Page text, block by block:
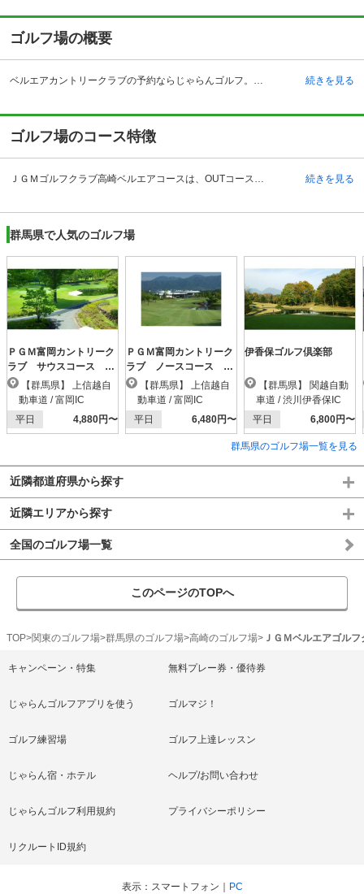
ゴルフ場の概要
ベルエアカントリークラブの予約ならじゃらんゴルフ。カートの有無や利用税、キャンセル料、ナイター設備、駐車場などのコース情報はもちろん、口コミ、フォトギャラリーなどコースの難易度や攻略に役立つ情報充実、予約する度にポイントが貯まるのでお得にゴルフをお楽しみ頂けます。 ＪＧＭゴルフクラブ高崎ベルエアコースは、群馬県高崎市にあるゴルフ場です。関越自動車道の前橋インターチェンジから約20キロメートルの場所にあり、首都圏からでも日帰りで利用することが可能なゴルフ場です。自然の地形を巧みに取り入れた18ホールのコースは、雄大なロケーションが魅力のひとつです。 宿泊施設も完備していますので、泊りでコンペを行う会場としても利用することが可能です。また、レストランのメニューも非常に多く、味も良いと評判です。朝食の時間帯も営業しているため、プレー前にレストランを利用することもできます。もちろん、ゴルフショップもありますので安心してプレーを楽しむことが出来ます。 アクセスが良く、ハイグレードとも言えるチャンピオンコースがあり、宿泊施設も完備してるため、首都圏からの来場者が多いゴルフ場です。 続きを見る
ゴルフ場のコース特徴
ＪＧＭゴルフクラブ高崎ベルエアコースは、OUTコース（3380ヤード）、INコース（3552ヤード）でパー72、それぞれ9ホールの全18ホールの丘陵コースです。ベント1グリーンとなっており比較的高低差が少なく、緩やかな地形のコースレイアウトとなっています。 全体的にフェアウェイが広いのが特徴のひとつで、直線のように感じるコースも多くありますが、OUTコース5番ホールや8番ホール、さらにはINコース16番ホールなどは谷越えや池越えのショートホールとなり、バラエティに富んだ多彩なコース設計となっています。 また、OUTコース3番ホールとINコース11番ホールはドラコン推奨ホールですので、豪快に攻めて楽しむことができます。 続きを見る
群馬県で人気のゴルフ場
ＰＧＭ富岡カントリーク
ラブ サウスコース
【ＰＧＭ】
動車道 / 富岡IC
平日
4,880円〜
ＰＧＭ富岡カントリーク
ラブ ノースコース
【ＰＧＭ】
動車道 / 富岡IC
平日
6,480円〜
伊香保ゴルフ倶楽部
車道 / 渋川伊香保IC
平日
6,800円〜
群馬県のゴルフ場一覧を見る
近隣都道府県から探す
近隣エリアから探す
全国のゴルフ場一覧
このページのTOPへ
TOP 関東のゴルフ場 群馬県のゴルフ場 高崎のゴルフ場 ＪＧＭベルエアゴル
キャンペーン・特集 無料プレー券・優待券
じゃらんゴルフアプリを使う ゴルマジ！
ゴルフ練習場 ゴルフ上達レッスン
じゃらん宿・ホテル ヘルプ/お問い合わせ
じゃらんゴルフ利用規約 プライバシーポリシー
リクルートID規約
表示 スマートフォン PC